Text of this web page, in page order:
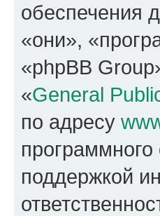
обеспечения
«они»,
«phpBB
«General
по адресу
программного
поддержкой